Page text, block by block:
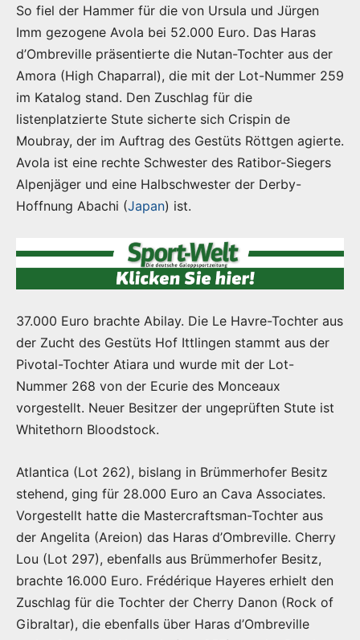
So fiel der Hammer für die von Ursula und Jürgen
Imm gezogene Avola bei 52.000 Euro. Das Haras
d’Ombreville präsentierte die Nutan-Tochter aus der
Amora (High Chaparral), die mit der Lot-Nummer 259
im Katalog stand. Den Zuschlag für die
listenplatzierte Stute sicherte sich Crispin de
Moubray, der im Auftrag des Gestüts Röttgen agierte.
Avola ist eine rechte Schwester des Ratibor-Siegers
Alpenjäger und eine Halbschwester der Derby-
Hoffnung Abachi (Japan) ist.
37.000 Euro brachte Abilay. Die Le Havre-Tochter aus
der Zucht des Gestüts Hof Ittlingen stammt aus der
Pivotal-Tochter Atiara und wurde mit der Lot-
Nummer 268 von der Ecurie des Monceaux
vorgestellt. Neuer Besitzer der ungeprüften Stute ist
Whitethorn Bloodstock.
Atlantica (Lot 262), bislang in Brümmerhofer Besitz
stehend, ging für 28.000 Euro an Cava Associates.
Vorgestellt hatte die Mastercraftsman-Tochter aus
der Angelita (Areion) das Haras d’Ombreville. Cherry
Lou (Lot 297), ebenfalls aus Brümmerhofer Besitz,
brachte 16.000 Euro. Frédérique Hayeres erhielt den
Zuschlag für die Tochter der Cherry Danon (Rock of
Gibraltar), die ebenfalls über Haras d’Ombreville